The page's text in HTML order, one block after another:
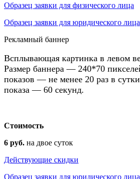
Образец заявки для физического лица
Образец заявки для юридического лица
Рекламный баннер
Всплывающая картинка в левом
Размер баннера — 240*70
показов — не менее 20 раз в
показа — 60 секунд.
Стоимость
6 руб. на двое суток
Действующие скидки
Образец заявки для юридического лица